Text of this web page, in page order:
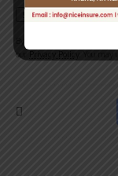
our